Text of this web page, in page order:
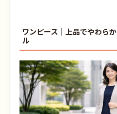
ワンピース｜上品でやわら
ル